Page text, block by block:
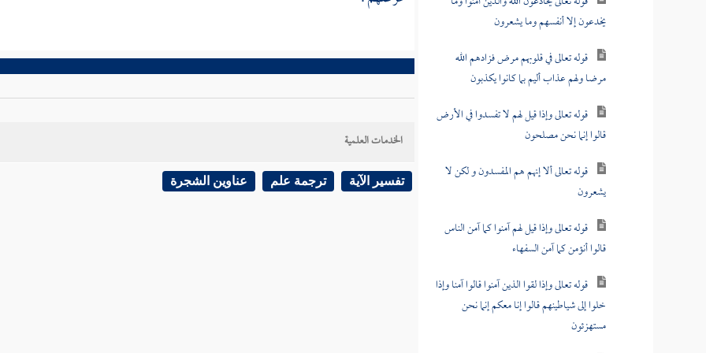
يخدعون إلا أنفسهم وما يشعرون
قوله تعالى في قلوبهم مرض فزادهم الله
مرضا ولهم عذاب أليم بما كانوا يكذبون
قوله تعالى وإذا قيل لهم لا تفسدوا في الأرض
قالوا إنما نحن مصلحون
قوله تعالى ألا إنهم هم المفسدون و لكن لا
يشعرون
قوله تعالى وإذا قيل لهم آمنوا كما آمن الناس
قالوا أنؤمن كما آمن السفهاء
قوله تعالى وإذا لقوا الذين آمنوا قالوا آمنا وإذا
خلوا إلى شياطينهم قالوا إنا معكم إنما نحن
مستهزئون
الخدمات العلمية
تفسير الآية ترجمة علم عناوين الشجرة